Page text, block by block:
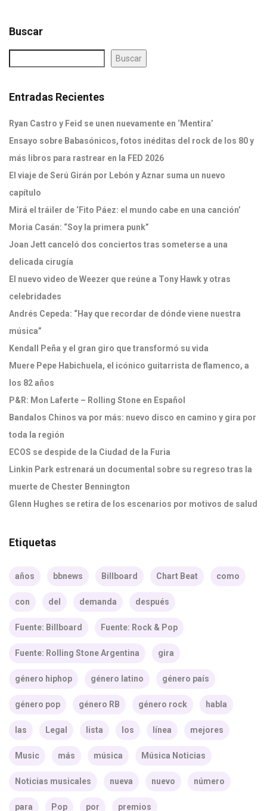
Buscar
Buscar
Entradas Recientes
Ryan Castro y Feid se unen nuevamente en ‘Mentira’
Ensayo sobre Babasónicos, fotos inéditas del rock de los 80 y
más libros para rastrear en la FED 2026
El viaje de Serú Girán por Lebón y Aznar suma un nuevo
capítulo
Mirá el tráiler de ‘Fito Páez: el mundo cabe en una canción’
Moria Casán: “Soy la primera punk”
Joan Jett canceló dos conciertos tras someterse a una
delicada cirugía
El nuevo video de Weezer que reúne a Tony Hawk y otras
celebridades
Andrés Cepeda: “Hay que recordar de dónde viene nuestra
música”
Kendall Peña y el gran giro que transformó su vida
Muere Pepe Habichuela, el icónico guitarrista de flamenco, a
los 82 años
P&R: Mon Laferte – Rolling Stone en Español
Bandalos Chinos va por más: nuevo disco en camino y gira por
toda la región
ECOS se despide de la Ciudad de la Furia
Linkin Park estrenará un documental sobre su regreso tras la
muerte de Chester Bennington
Glenn Hughes se retira de los escenarios por motivos de salud
Etiquetas
años bbnews Billboard Chart Beat como
con del demanda después
Fuente: Billboard Fuente: Rock & Pop
Fuente: Rolling Stone Argentina gira
género hiphop género latino género país
género pop género RB género rock habla
las Legal lista los línea mejores
Music más música Música Noticias
Noticias musicales nueva nuevo número
para Pop por premios